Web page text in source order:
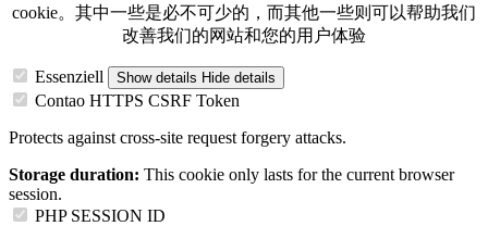
cookie。其中一些是必不可少的，而其他一些则可以帮助我们
改善我们的网站和您的用户体验
Essenziell Show details Hide details
Contao HTTPS CSRF Token
Protects against cross-site request forgery attacks.
Storage duration: This cookie only lasts for the current browser
session.
PHP SESSION ID